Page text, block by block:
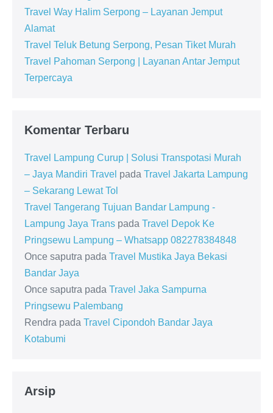
Travel Way Halim Serpong – Layanan Jemput
Alamat
Travel Teluk Betung Serpong, Pesan Tiket Murah
Travel Pahoman Serpong | Layanan Antar Jemput
Terpercaya
Komentar Terbaru
Travel Lampung Curup | Solusi Transpotasi Murah
– Jaya Mandiri Travel pada Travel Jakarta Lampung
– Sekarang Lewat Tol
Travel Tangerang Tujuan Bandar Lampung -
Lampung Jaya Trans pada Travel Depok Ke
Pringsewu Lampung – Whatsapp 082278384848
Once saputra pada Travel Mustika Jaya Bekasi
Bandar Jaya
Once saputra pada Travel Jaka Sampurna
Pringsewu Palembang
Rendra pada Travel Cipondoh Bandar Jaya
Kotabumi
Arsip